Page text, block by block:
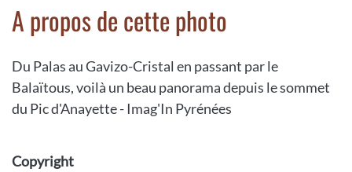
A propos de cette photo
Du Palas au Gavizo-Cristal en passant par le
Balaïtous, voilà un beau panorama depuis le sommet
du Pic d'Anayette - Imag'In Pyrénées
Copyright